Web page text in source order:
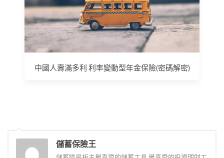
中國人壽滿多利 利率變動型年金保險(密碼解密)
儲蓄保險王